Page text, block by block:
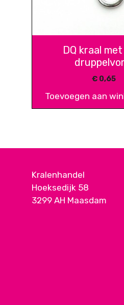
DQ kraal
€0,65
Toevoegen aan
Kralenhandel
Hoeksedijk 58
3299 AH Maasdam